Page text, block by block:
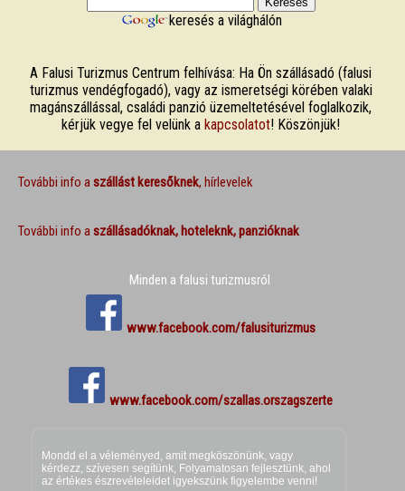
keresés a világhálón
A Falusi Turizmus Centrum felhívása: Ha Ön szállásadó (falusi
turizmus vendégfogadó), vagy az ismeretségi körében valaki
magánszállással, családi panzió üzemeltetésével foglalkozik,
kérjük vegye fel velünk akapcsolatot! Köszönjük!
További info aszállást keresőknek, hírlevelek
További info aszállásadóknak, hoteleknk, panzióknak
Minden a falusi turizmusról
www.facebook.com/falusiturizmus
www.facebook.com/szallas.orszagszerte